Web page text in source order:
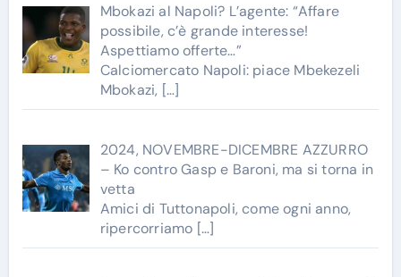
Mbokazi al Napoli? L’agente: “Affare
possibile, c’è grande interesse!
Aspettiamo offerte…”
Calciomercato Napoli: piace Mbekezeli
Mbokazi, […]
2024, NOVEMBRE-DICEMBRE AZZURRO
– Ko contro Gasp e Baroni, ma si torna in
vetta
Amici di Tuttonapoli, come ogni anno,
ripercorriamo […]